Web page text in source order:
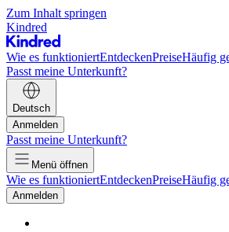
Zum Inhalt springen
Kindred
Wie es funktioniertEntdeckenPreiseHäufig
Passt meine Unterkunft?
Deutsch
Anmelden
Passt meine Unterkunft?
Menü öffnen
Wie es funktioniertEntdeckenPreiseHäufig
Anmelden